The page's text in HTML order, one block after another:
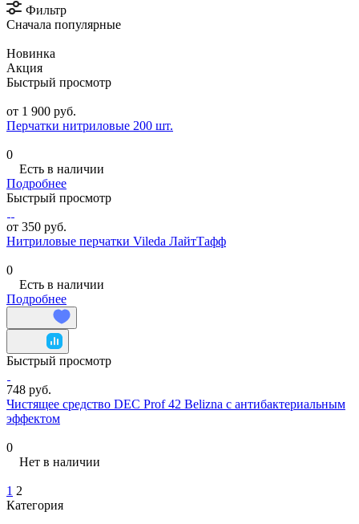
Фильтр
Сначала популярные
Новинка
Акция
Быстрый просмотр
от 1 900 руб.
Перчатки нитриловые 200 шт.
0
Есть в наличии
Подробнее
Быстрый просмотр
от 350 руб.
Нитриловые перчатки Vileda ЛайтТафф
0
Есть в наличии
Подробнее
Быстрый просмотр
748 руб.
Чистящее средство DEC Prof 42 Belizna с антибактериальным
эффектом
0
Нет в наличии
1 2
Категория